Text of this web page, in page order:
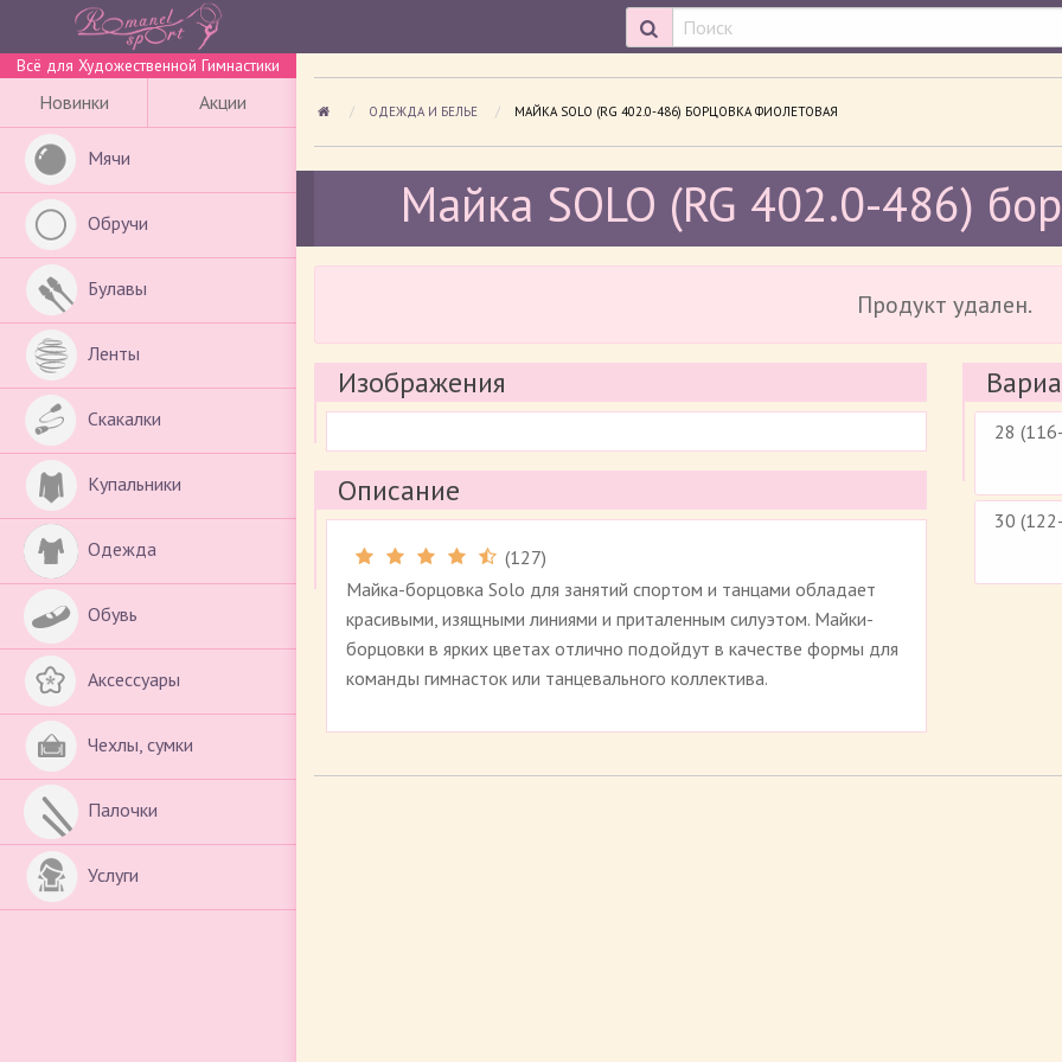
ОДЕЖДА И БЕЛЬЕ ПРОСМАТРИВАЕМАЯ СТРАНИЦА:
МАЙКА SOLO (RG 402.0-486) БОРЦОВКА ФИОЛЕТОВАЯ
Майка SOLO (RG 402.0-486)
Продукт удален.
Изображения
Описание
(127)
Майка-борцовка Solo для занятий спортом и танцами обладает
красивыми, изящными линиями и приталенным силуэтом. Майки-
борцовки в ярких цветах отлично подойдут в качестве формы для
команды гимнасток или танцевального коллектива.
28
30
Всё для Художественной Гимнастики
Новинки Акции
Мячи
Обручи
Булавы
Ленты
Скакалки
Купальники
Одежда
Обувь
Аксессуары
Чехлы, сумки
Палочки
Услуги